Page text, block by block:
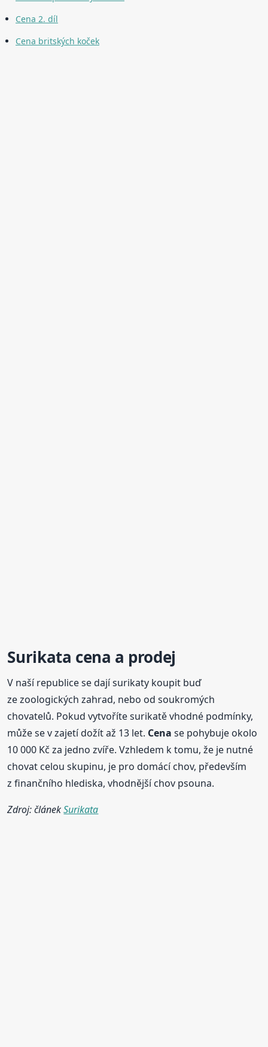
Cena 2. díl
Cena britských koček
Surikata cena a prodej
V naší republice se dají surikaty koupit buď
ze zoologických zahrad, nebo od soukromých
chovatelů. Pokud vytvoříte surikatě vhodné podmínky,
může se v zajetí dožít až 13 let. Cena se pohybuje okolo
10 000 Kč za jedno zvíře. Vzhledem k tomu, že je nutné
chovat celou skupinu, je pro domácí chov, především
z finančního hlediska, vhodnější chov psouna.
Zdroj: článekSurikata